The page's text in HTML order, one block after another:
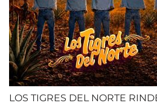
LOS TIGRES DEL NORTE